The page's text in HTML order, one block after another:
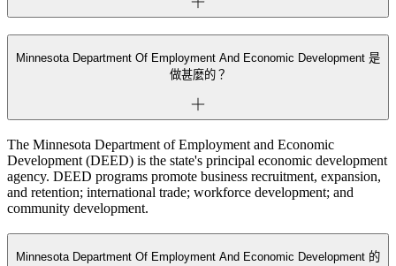
Minnesota Department Of Employment And Economic Development 是
做甚麼的？
The Minnesota Department of Employment and Economic
Development (DEED) is the state's principal economic development
agency. DEED programs promote business recruitment, expansion,
and retention; international trade; workforce development; and
community development.
Minnesota Department Of Employment And Economic Development 的